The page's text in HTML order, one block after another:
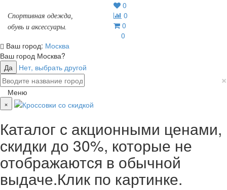
Спортивная одежда,
обувь и аксессуары.
0
0
0
0
Ваш город: Москва
Ваш город Москва?
Да
Нет, выбрать другой
×
Меню
×
Каталог с акционными ценами,
скидки до 30%, которые не
отображаются в обычной
выдаче.Клик по картинке.